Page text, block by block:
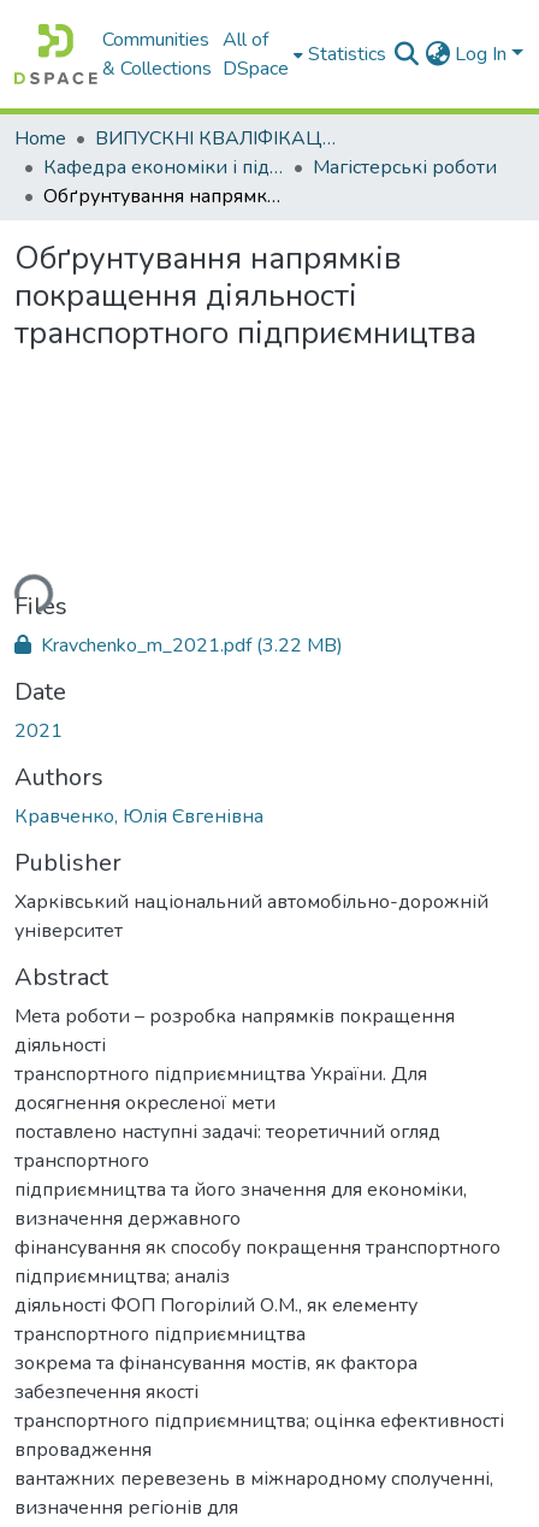
Communities
& Collections
All of
DSpace
Statistics Log In
Home
ВИПУСКНІ КВАЛІФІКАЦІЙНІ РОБОТИ
Кафедра економіки і підприємництва
Магістерські роботи
Обґрунтування напрямків покращення діяльності транспортного підприємництва
Обґрунтування напрямків
покращення діяльності
транспортного підприємництва
Files
Kravchenko_m_2021.pdf(3.22 MB)
Date
2021
Authors
Кравченко, Юлія Євгенівна
Publisher
Харківський національний автомобільно-дорожній
університет
Abstract
Мета роботи – розробка напрямків покращення
діяльності
транспортного підприємництва України. Для
досягнення окресленої мети
поставлено наступні задачі: теоретичний огляд
транспортного
підприємництва та його значення для економіки,
визначення державного
фінансування як способу покращення транспортного
підприємництва; аналіз
діяльності ФОП Погорілий О.М., як елементу
транспортного підприємництва
зокрема та фінансування мостів, як фактора
забезпечення якості
транспортного підприємництва; оцінка ефективності
впровадження
вантажних перевезень в міжнародному сполученні,
визначення регіонів для